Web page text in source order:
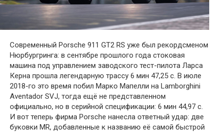
Современный Porsche 911 GT2 RS уже был рекордсменом
Нюрбургринга: в сентябре прошлого года стоковая
машина под управлением заводского тест-пилота Ларса
Керна прошла легендарную трассу 6 мин 47,25 с. В июле
2018-го это время побил Марко Мапелли на Lamborghini
Aventador SVJ, тогда ещё не представленном
официально, но в серийной спецификации: 6 мин 44,97 с.
И вот теперь фирма Porsche нанесла ответный удар: две
буковки MR, добавленные к названию её самой быстрой